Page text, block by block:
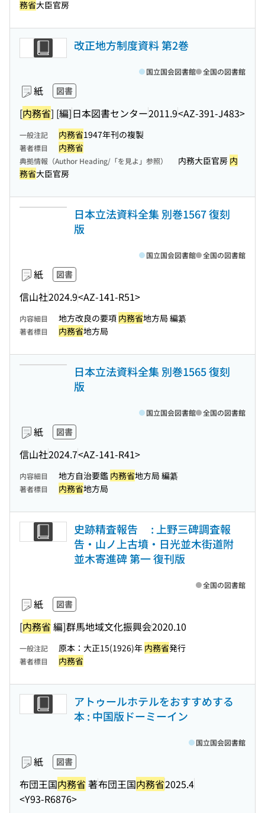
務省大臣官房
改正地方制度資料 第2巻
紙 図書
[内務省] [編]日本図書センター2011.9<AZ-391-J483>
国立国会図書館 全国の図書館
一般注記 内務省1947年刊の複製
著者標目 内務省
典拠情報（Author Heading/「を見よ」参照） 内務大臣官房 内
務省大臣官房
日本立法資料全集 別巻1567 復刻
版
紙 図書
信山社2024.9<AZ-141-R51>
国立国会図書館 全国の図書館
内容細目 地方改良の要項 内務省地方局 編纂
著者標目 内務省地方局
日本立法資料全集 別巻1565 復刻
版
紙 図書
信山社2024.7<AZ-141-R41>
国立国会図書館 全国の図書館
内容細目 地方自治要鑑 内務省地方局 編纂
著者標目 内務省地方局
史跡精査報告 : 上野三碑調査報
告・山ノ上古墳・日光並木街道附
並木寄進碑 第一 復刊版
紙 図書
[内務省 編]群馬地域文化振興会2020.10
全国の図書館
一般注記 原本：大正15(1926)年 内務省発行
著者標目 内務省
アトゥールホテルをおすすめする
本 : 中国版ドーミーイン
紙 図書
布団王国内務省 著布団王国内務省2025.4
<Y93-R6876>
国立国会図書館